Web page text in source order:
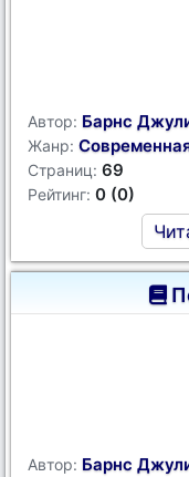
Автор: Барнс
Жанр:
Страниц: 69
Рейтинг: 0 (0)
Автор: Барнс